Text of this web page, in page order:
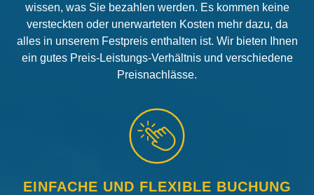
wissen, was Sie bezahlen werden. Es kommen keine
versteckten oder unerwarteten Kosten mehr dazu, da
alles in unserem Festpreis enthalten ist. Wir bieten Ihnen
ein gutes Preis-Leistungs-Verhältnis und verschiedene
Preisnachlässe.
EINFACHE UND FLEXIBLE BUCHUNG